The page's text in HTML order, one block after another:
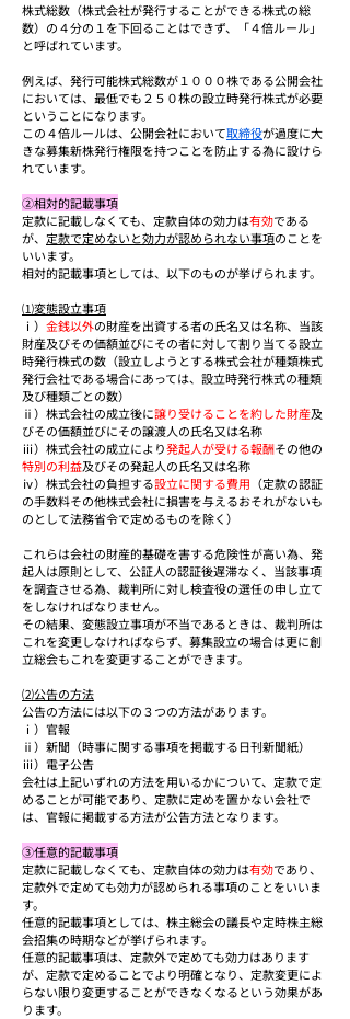
株式総数（株式会社が発行することができる株式の総
数）の４分の１を下回ることはできず、「４倍ルール」
と呼ばれています。
例えば、発行可能株式総数が１０００株である公開会社
においては、最低でも２５０株の設立時発行株式が必要
ということになります。
この４倍ルールは、公開会社において取締役が過度に大
きな募集新株発行権限を持つことを防止する為に設けら
れています。
②相対的記載事項
定款に記載しなくても、定款自体の効力は有効である
が、 定款で定めないと効力が認められない事項のことを
いいます。
相対的記載事項としては、以下のものが挙げられます。
⑴変態設立事項
ⅰ） 金銭以外の財産を出資する者の氏名又は名称、当該
財産及びその価額並びにその者に対して割り当てる設立
時発行株式の数（設立しようとする株式会社が種類株式
発行会社である場合にあっては、設立時発行株式の種類
及び種類ごとの数）
ⅱ）株式会社の成立後に譲り受けることを約した財産及
びその価額並びにその譲渡人の氏名又は名称
ⅲ）株式会社の成立により発起人が受ける報酬その他の
特別の利益及びその発起人の氏名又は名称
ⅳ）株式会社の負担する設立に関する費用 （定款の認証
の手数料その他株式会社に損害を与えるおそれがないも
のとして法務省令で定めるものを除く）
これらは会社の財産的基礎を害する危険性が高い為、発
起人は原則として、公証人の認証後遅滞なく、当該事項
を調査させる為、裁判所に対し検査役の選任の申し立て
をしなければなりません。
その結果、変態設立事項が不当であるときは、裁判所は
これを変更しなければならず、募集設立の場合は更に創
立総会もこれを変更することができます。
⑵公告の方法
公告の方法には以下の３つの方法があります。
ⅰ）官報
ⅱ）新聞（時事に関する事項を掲載する日刊新聞紙）
ⅲ）電子公告
会社は上記いずれの方法を用いるかについて、定款で定
めることが可能であり、定款に定めを置かない会社で
は、官報に掲載する方法が公告方法となります。
③任意的記載事項
定款に記載しなくても、定款自体の効力は有効であり、
定款外で定めても効力が認められる事項のことをいいま
す。
任意的記載事項としては、株主総会の議長や定時株主総
会招集の時期などが挙げられます。
任意的記載事項は、定款外で定めても効力はあります
が、定款で定めることでより明確となり、定款変更によ
らない限り変更することができなくなるという効果があ
ります。